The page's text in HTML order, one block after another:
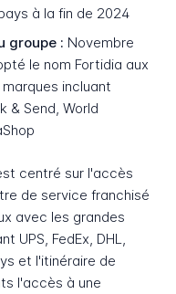
à la fin de 2024
groupe : Novembre
le nom Fortidia aux
incluant
& Send, World
centré sur l'accès
de service franchisé
avec les grandes
FedEx, DHL,
et l'itinéraire de
l'accès à une